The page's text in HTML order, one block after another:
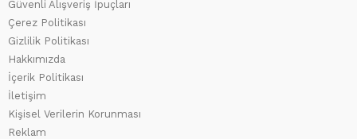
Güvenli Alışveriş İpuçları
Çerez Politikası
Gizlilik Politikası
Hakkımızda
İçerik Politikası
İletişim
Kişisel Verilerin Korunması
Reklam